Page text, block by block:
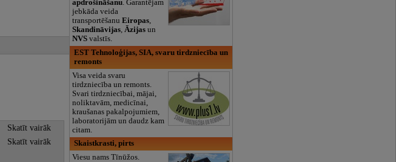
Skatīt vairāk
Skatīt vairāk
apdrošināšanu. Garantējam
jebkāda veida
transportēšanuEiropas,
Skandināvijas,Āzijas un
NVS valstīs.
EST Tehnoloģijas, SIA, svaru tirdzniecība un
remonts
Visa veida svaru
tirdzniecība un remonts.
Svari tirdzniecībai, mājai,
noliktavām, medicīnai,
kraušanas pakalpojumiem,
laboratorijām un daudz kam
citam.
Skaistkrasti, pirts
Viesu nams Tīnūžos.